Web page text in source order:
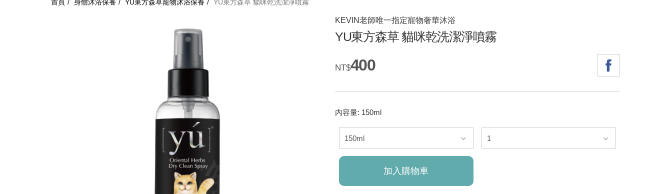
首頁 身體沐浴保養 YU東方森草寵物沐浴保養 YU東方森草 貓咪乾洗潔淨噴霧
KEVIN老師唯一指定寵物奢華沐浴
YU東方森草 貓咪乾洗潔淨噴霧
NT$400
內容量: 150ml
加入購物車